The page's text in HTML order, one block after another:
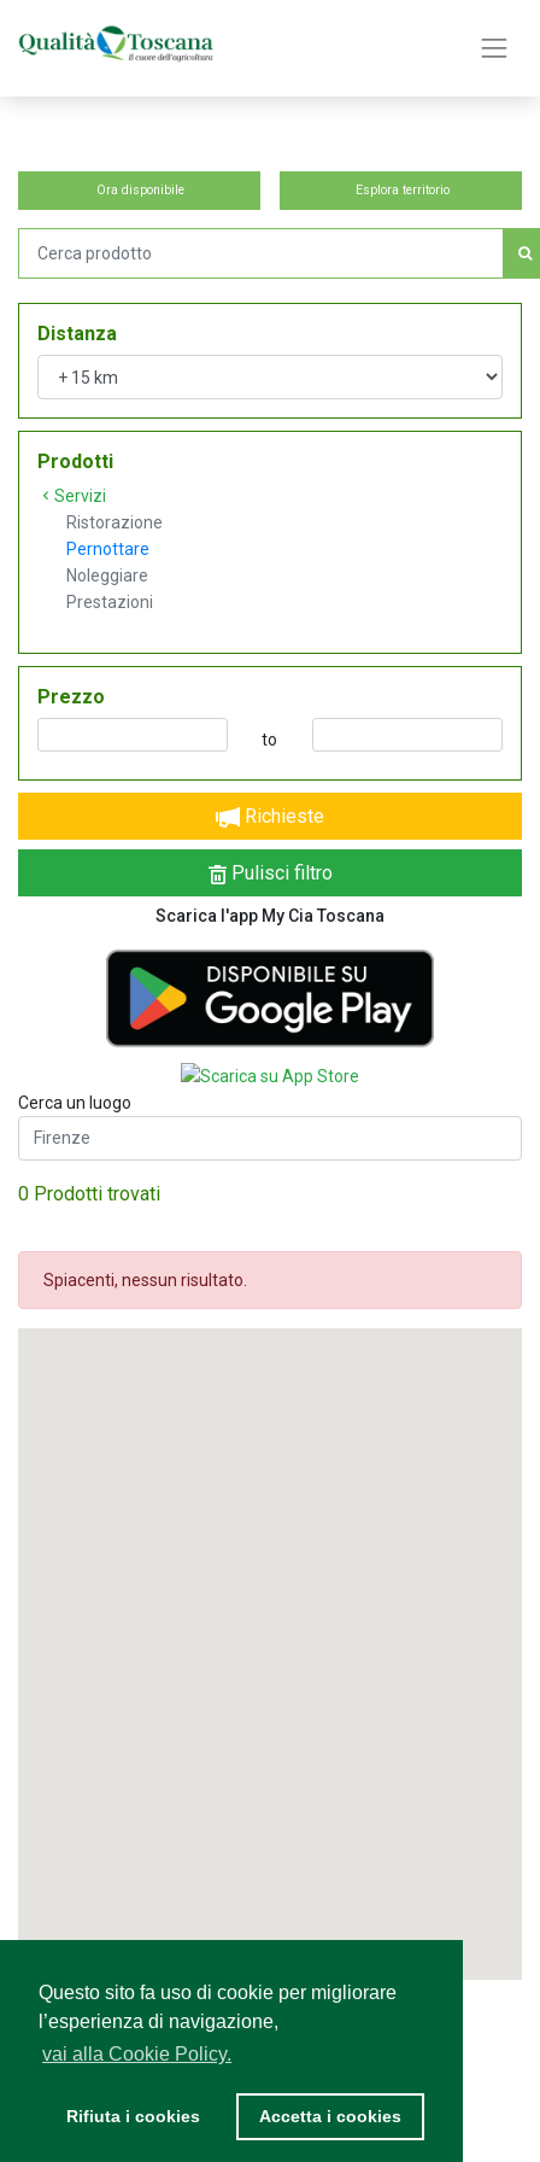
Questo sito fa uso di cookie per migliorare
l’esperienza di navigazione,
vai alla Cookie Policy.
Rifiuta i cookies Accetta i cookies
Ora disponibile Esplora territorio
Distanza
Prodotti
Servizi
Ristorazione
Pernottare
Noleggiare
Prestazioni
Prezzo
to
Richieste
Pulisci filtro
Scarica l'app My Cia Toscana
Cerca un luogo
0 Prodotti trovati
Spiacenti, nessun risultato.